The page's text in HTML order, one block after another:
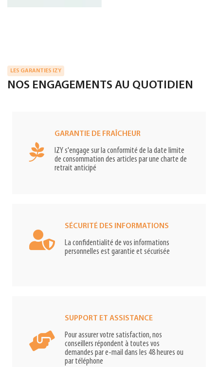
LES GARANTIES IZY
NOS ENGAGEMENTS AU QUOTIDIEN
GARANTIE DE FRAÎCHEUR
IZY s'engage sur la conformité de la date limite
de consommation des articles par une charte de
retrait anticipé
SÉCURITÉ DES INFORMATIONS
La confidentialité de vos informations
personnelles est garantie et sécurisée
SUPPORT ET ASSISTANCE
Pour assurer votre satisfaction, nos
conseillers répondent à toutes vos
demandes par e-mail dans les 48 heures ou
par téléphone